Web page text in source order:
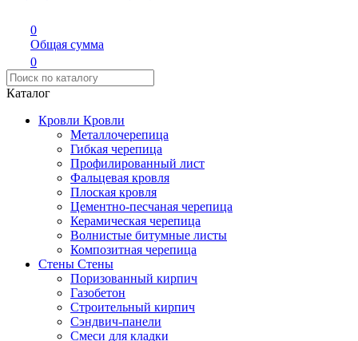
0
Общая сумма
0
Каталог
Кровли Кровли
Металлочерепица
Гибкая черепица
Профилированный лист
Фальцевая кровля
Плоская кровля
Цементно-песчаная черепица
Керамическая черепица
Волнистые битумные листы
Композитная черепица
Стены Стены
Поризованный кирпич
Газобетон
Строительный кирпич
Сэндвич-панели
Смеси для кладки